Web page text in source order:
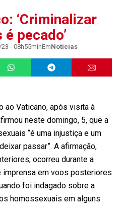
‘Criminalizar
pecado’
- 08h55minEmNotícias
ao Vaticano, após visita à
neste domingo, 5, que a
“é uma injustiça e um
passar”. A afirmação,
ocorreu durante a
imprensa em voos posteriores
foi indagado sobre a
homossexuais em alguns